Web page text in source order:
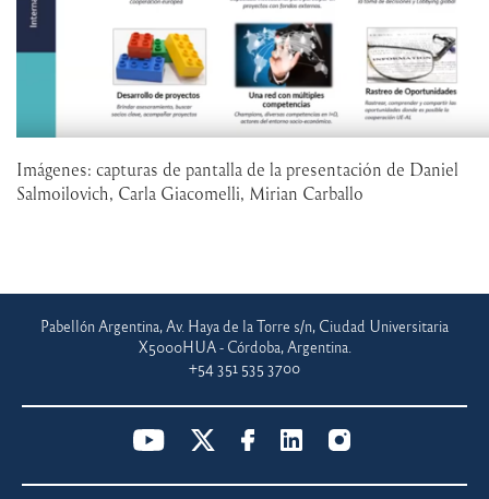
Imágenes: capturas de pantalla de la presentación de Daniel
Salmoilovich, Carla Giacomelli, Mirian Carballo
Pabellón Argentina, Av. Haya de la Torre s/n, Ciudad Universitaria
X5000HUA - Córdoba, Argentina.
+54 351 535 3700